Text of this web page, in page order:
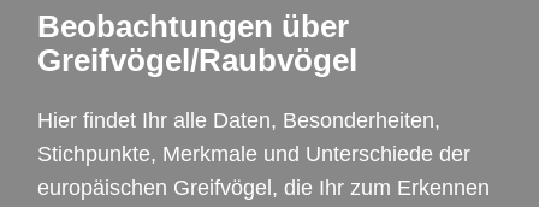
Beobachtungen über
Greifvögel/Raubvögel
Hier findet Ihr alle Daten, Besonderheiten,
Stichpunkte, Merkmale und Unterschiede der
europäischen Greifvögel, die Ihr zum Erkennen